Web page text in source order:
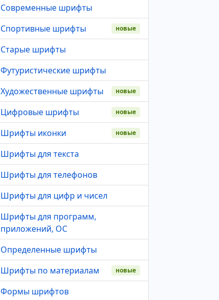
Современные шрифты
Спортивные шрифты
новые
Старые шрифты
Футуристические шрифты
Художественные шрифты
новые
Цифровые шрифты новые
Шрифты иконки новые
Шрифты для текста
Шрифты для телефонов
Шрифты для цифр и чисел
Шрифты для программ,
приложений, ОС
Определенные шрифты
Шрифты по материалам
новые
Формы шрифтов